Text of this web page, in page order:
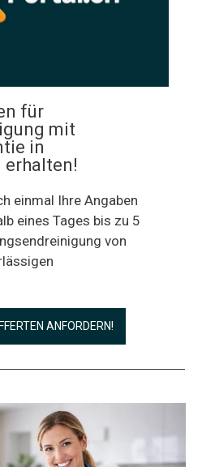
für
mit
in
erhalten!
einmal Ihre Angaben
eines Tages bis zu 5
von
ANFORDERN!